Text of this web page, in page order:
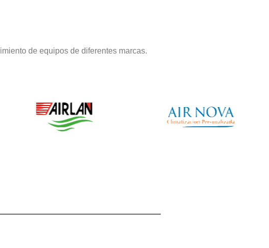
de equipos de diferentes marcas.